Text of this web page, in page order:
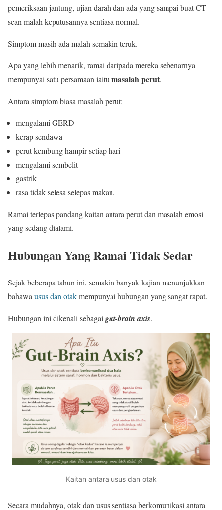
pemeriksaan jantung, ujian darah dan ada yang sampai buat CT
scan malah keputusannya sentiasa normal.
Simptom masih ada malah semakin teruk.
Apa yang lebih menarik, ramai daripada mereka sebenarnya
mempunyai satu persamaan iaitumasalah perut.
Antara simptom biasa masalah perut:
mengalami GERD
kerap sendawa
perut kembung hampir setiap hari
mengalami sembelit
gastrik
rasa tidak selesa selepas makan.
Ramai terlepas pandang kaitan antara perut dan masalah emosi
yang sedang dialami.
Hubungan Yang Ramai Tidak Sedar
Sejak beberapa tahun ini, semakin banyak kajian menunjukkan
bahawausus dan otakmempunyai hubungan yang sangat rapat.
Hubungan ini dikenali sebagaigut-brain axis.
Kaitan antara usus dan otak
Secara mudahnya, otak dan usus sentiasa berkomunikasi antara